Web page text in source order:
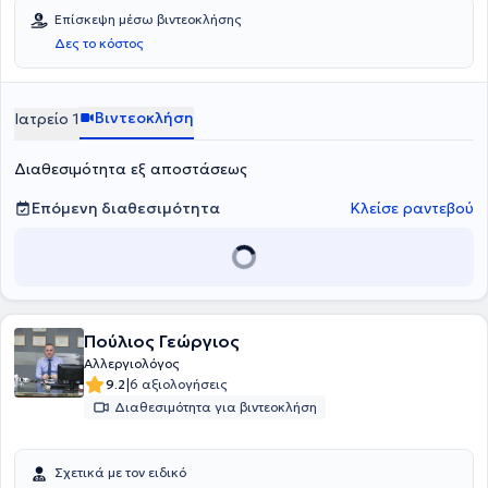
παίδων – ενηλίκων, αλλεργιών σε τροφές, φάρμακα, έντομα,
αλλεργικής ρινίτιδας και βρογχικού άσθματος.
Επίσκεψη μέσω βιντεοκλήσης
Δες το κόστος
Ιατρείο 1 Βιντεοκλήση
Διαθεσιμότητα εξ αποστάσεως
Επόμενη διαθεσιμότητα
Κλείσε ραντεβού
Πούλιος Γεώργιος
Αλλεργιολόγος
9.2|6 αξιολογήσεις
Διαθεσιμότητα για βιντεοκλήση
Σχετικά με τον ειδικό